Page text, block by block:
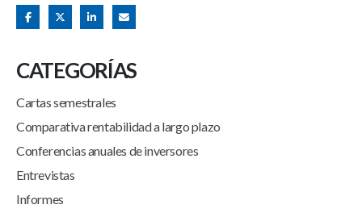
CATEGORÍAS
Cartas semestrales
Comparativa rentabilidad a largo plazo
Conferencias anuales de inversores
Entrevistas
Informes